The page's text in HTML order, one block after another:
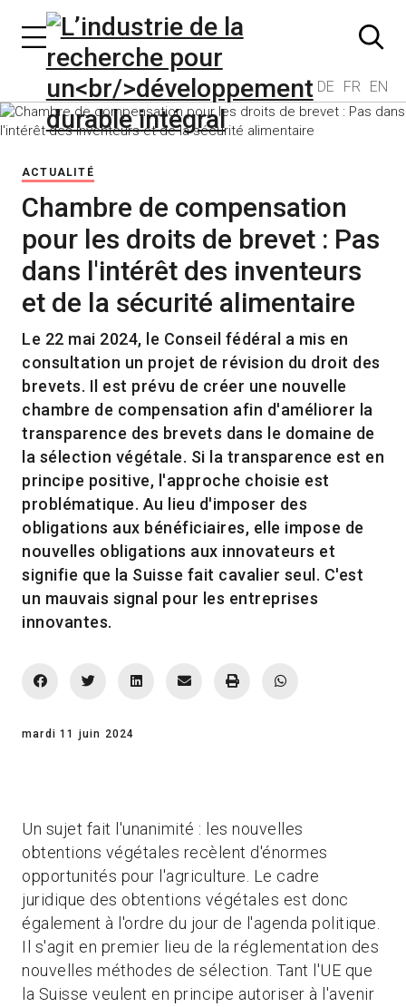
DE FR EN
ACTUALITÉ
Chambre de compensation
pour les droits de brevet : Pas
dans l'intérêt des inventeurs
et de la sécurité alimentaire
Le 22 mai 2024, le Conseil fédéral a mis en
consultation un projet de révision du droit des
brevets. Il est prévu de créer une nouvelle
chambre de compensation afin d'améliorer la
transparence des brevets dans le domaine de
la sélection végétale. Si la transparence est en
principe positive, l'approche choisie est
problématique. Au lieu d'imposer des
obligations aux bénéficiaires, elle impose de
nouvelles obligations aux innovateurs et
signifie que la Suisse fait cavalier seul. C'est
un mauvais signal pour les entreprises
innovantes.
mardi 11 juin 2024
Un sujet fait l'unanimité : les nouvelles
obtentions végétales recèlent d'énormes
opportunités pour l'agriculture. Le cadre
juridique des obtentions végétales est donc
également à l'ordre du jour de l'agenda politique.
Il s'agit en premier lieu de la réglementation des
nouvelles méthodes de sélection. Tant l'UE que
la Suisse veulent en principe autoriser à l'avenir